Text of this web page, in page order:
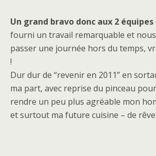
Un grand bravo donc aux 2 équipes
fourni un travail remarquable et
passer une journée hors du temps,
!
Dur dur de “revenir en 2011” en
ma part, avec reprise du pinceau
rendre un peu plus agréable mon
et surtout ma future cuisine – de rêve